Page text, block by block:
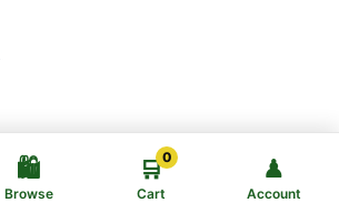
🛍️
Browse
0
🛒
Cart
♟
Account